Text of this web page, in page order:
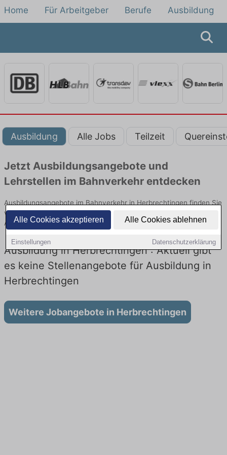
Alle Cookies akzeptieren Alle Cookies ablehnen
Einstellungen Datenschutzerklärung
Home Für Arbeitgeber Berufe Ausbildung
Ausbildung Alle Jobs Teilzeit
Jetzt Ausbildungsangebote und
Lehrstellen im Bahnverkehr entdecken
Ausbildungsangebote im Bahnverkehr in Herbrechtingen finden Sie
von namhaften Firmen. Entdecken Sie freie Optionen von Top-
Arbeitgebern und bewerben Sie sich noch heute.
Ausbildung in Herbrechtingen : Aktuell gibt
es keine Stellenangebote für Ausbildung in
Herbrechtingen
Weitere Jobangebote in Herbrechtingen